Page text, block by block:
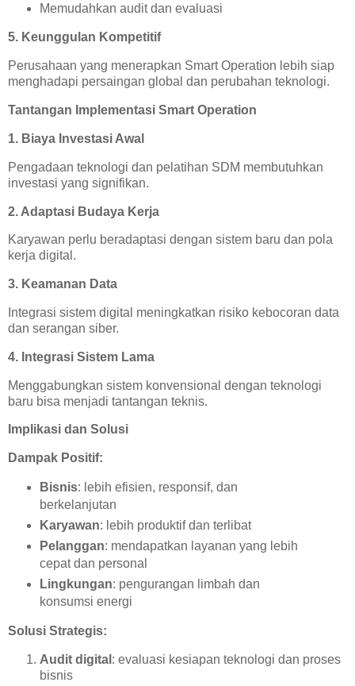
Memudahkan audit dan evaluasi
5. Keunggulan Kompetitif
Perusahaan yang menerapkan Smart Operation lebih siap
menghadapi persaingan global dan perubahan teknologi.
Tantangan Implementasi Smart Operation
1. Biaya Investasi Awal
Pengadaan teknologi dan pelatihan SDM membutuhkan
investasi yang signifikan.
2. Adaptasi Budaya Kerja
Karyawan perlu beradaptasi dengan sistem baru dan pola
kerja digital.
3. Keamanan Data
Integrasi sistem digital meningkatkan risiko kebocoran data
dan serangan siber.
4. Integrasi Sistem Lama
Menggabungkan sistem konvensional dengan teknologi
baru bisa menjadi tantangan teknis.
Implikasi dan Solusi
Dampak Positif:
Bisnis: lebih efisien, responsif, dan
berkelanjutan
Karyawan: lebih produktif dan terlibat
Pelanggan: mendapatkan layanan yang lebih
cepat dan personal
Lingkungan: pengurangan limbah dan
konsumsi energi
Solusi Strategis:
Audit digital : evaluasi kesiapan teknologi dan proses
bisnis